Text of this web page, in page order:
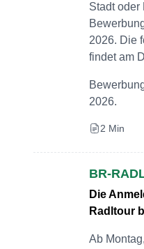
Stadt oder
2026. Die
findet am
2026.
2 Min
BR-
Die
Radltour
Ab